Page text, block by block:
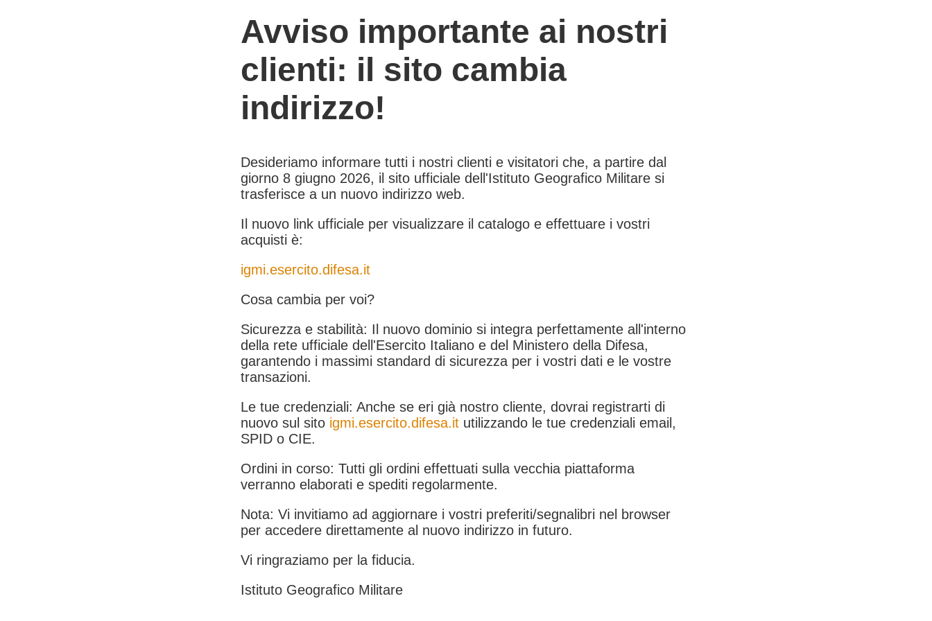
Avviso importante ai nostri
clienti: il sito cambia
indirizzo!
Desideriamo informare tutti i nostri clienti e visitatori che, a partire dal
giorno 8 giugno 2026, il sito ufficiale dell'Istituto Geografico Militare si
trasferisce a un nuovo indirizzo web.
Il nuovo link ufficiale per visualizzare il catalogo e effettuare i vostri
acquisti è:
igmi.esercito.difesa.it
Cosa cambia per voi?
Sicurezza e stabilità: Il nuovo dominio si integra perfettamente all'interno
della rete ufficiale dell'Esercito Italiano e del Ministero della Difesa,
garantendo i massimi standard di sicurezza per i vostri dati e le vostre
transazioni.
Le tue credenziali: Anche se eri già nostro cliente, dovrai registrarti di
nuovo sul sito igmi.esercito.difesa.it utilizzando le tue credenziali email,
SPID o CIE.
Ordini in corso: Tutti gli ordini effettuati sulla vecchia piattaforma
verranno elaborati e spediti regolarmente.
Nota: Vi invitiamo ad aggiornare i vostri preferiti/segnalibri nel browser
per accedere direttamente al nuovo indirizzo in futuro.
Vi ringraziamo per la fiducia.
Istituto Geografico Militare